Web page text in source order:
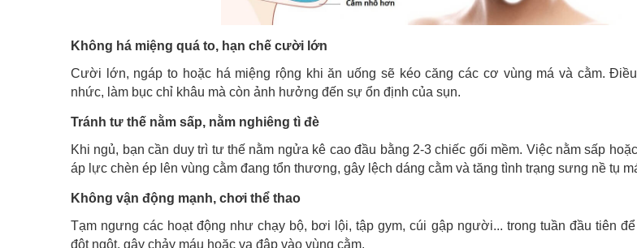
Không há miệng quá to, hạn chế cười lớn
Cười lớn, ngáp to hoặc há miệng rộng khi ăn uống sẽ kéo căng các cơ vùng má và cằm.
nhức, làm bục chỉ khâu mà còn ảnh hưởng đến sự ổn định của sụn.
Tránh tư thế nằm sấp, nằm nghiêng tì đè
Khi ngủ, bạn cần duy trì tư thế nằm ngửa kê cao đầu bằng 2-3 chiếc gối mềm. Việc nằm sấp
áp lực chèn ép lên vùng cằm đang tổn thương, gây lệch dáng cằm và tăng tình trạng sưng nề tụ
Không vận động mạnh, chơi thể thao
Tạm ngưng các hoạt động như chạy bộ, bơi lội, tập gym, cúi gập người... trong tuần đầu tiên
đột ngột, gây chảy máu hoặc va đập vào vùng cằm.